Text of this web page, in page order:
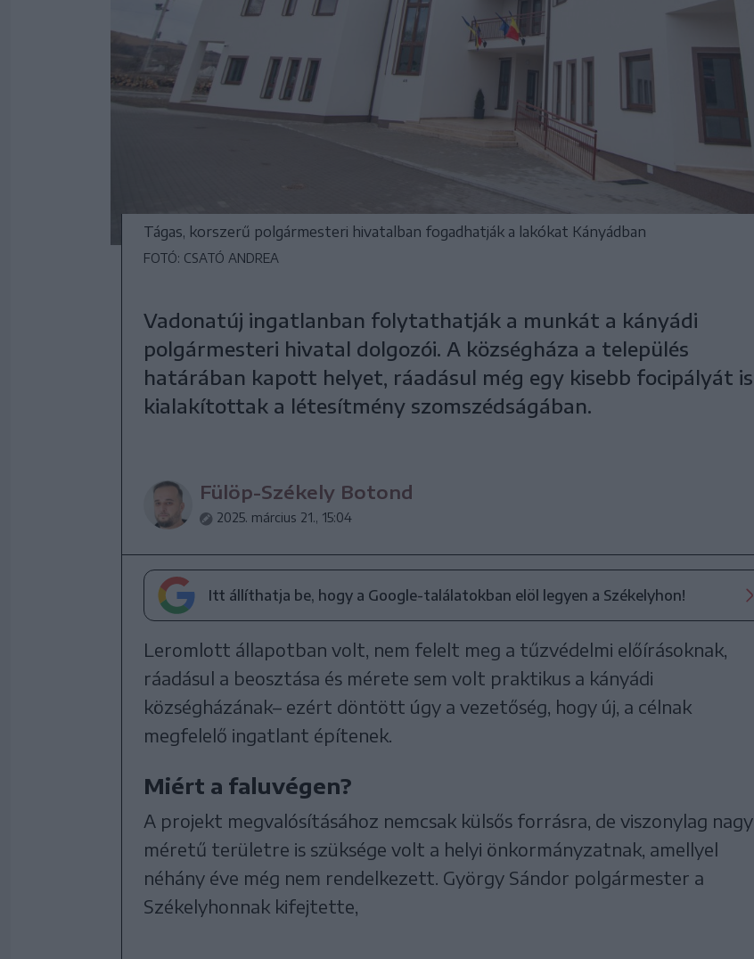
Tágas, korszerű polgármesteri hivatalban fogadhatják a lakókat Kányádban
FOTÓ: CSATÓ ANDREA
Vadonatúj ingatlanban folytathatják a munkát a kányádi
polgármesteri hivatal dolgozói. A községháza a település
határában kapott helyet, ráadásul még egy kisebb focipályát is
kialakítottak a létesítmény szomszédságában.
Fülöp-Székely Botond
2025. március 21., 15:04
Itt állíthatja be, hogy a Google-találatokban elöl legyen a Székelyhon!
Leromlott állapotban volt, nem felelt meg a tűzvédelmi előírásoknak,
ráadásul a beosztása és mérete sem volt praktikus a kányádi
községházának– ezért döntött úgy a vezetőség, hogy új, a célnak
megfelelő ingatlant építenek.
Miért a faluvégen?
A projekt megvalósításához nemcsak külsős forrásra, de viszonylag nagy
méretű területre is szüksége volt a helyi önkormányzatnak, amellyel
néhány éve még nem rendelkezett. György Sándor polgármester a
Székelyhonnak kifejtette,